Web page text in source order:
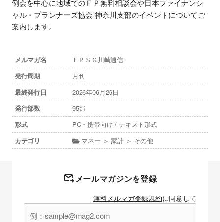
例会を中心に地域でのＦＰ無料相談会や日本ファイナンシ
ャル・プランナーズ協会 神奈川支部のイベントについてご
案内します。
メルマガ名
ＦＰＳＧ川崎通信
発行周期
月刊
最終発行日
2026年06月26日
発行部数
95部
形式
PC・携帯向け / テキスト形式
カテゴリ
マネー ＞ 家計 ＞ その他
メールマガジンを登録
無料メルマガ登録規約に同意して